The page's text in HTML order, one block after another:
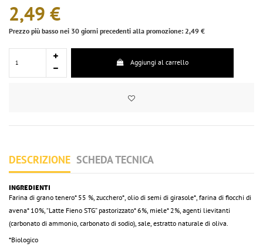
2,49 €
Prezzo più basso nei 30 giorni precedenti alla promozione: 2,49 €
Aggiungi al carrello
DESCRIZIONE SCHEDA TECNICA
INGREDIENTI
Farina di grano tenero* 55 %, zucchero*, olio di semi di girasole*, farina di fiocchi di
avena* 10%, “Latte Fieno STG” pastorizzato* 6%, miele* 2%, agenti lievitanti
(carbonato di ammonio, carbonato di sodio), sale, estratto naturale di oliva.
*Biologico